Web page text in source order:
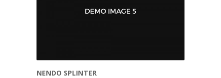
NENDO SPLINTER